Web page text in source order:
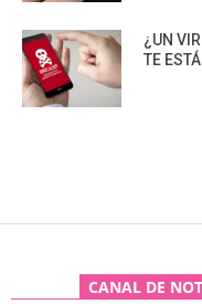
¿UN
TE
CANAL DE